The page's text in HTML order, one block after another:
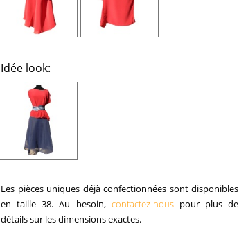
Idée look:
Les pièces uniques déjà confectionnées sont disponibles
en taille 38. Au besoin, contactez-nouspour plus de
détails sur les dimensions exactes.